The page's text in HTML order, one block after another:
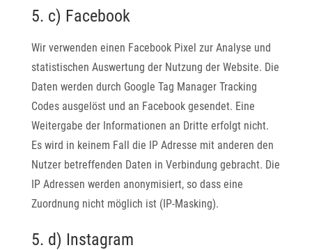
5. c) Facebook
Wir verwenden einen Facebook Pixel zur Analyse und
statistischen Auswertung der Nutzung der Website. Die
Daten werden durch Google Tag Manager Tracking
Codes ausgelöst und an Facebook gesendet. Eine
Weitergabe der Informationen an Dritte erfolgt nicht.
Es wird in keinem Fall die IP Adresse mit anderen den
Nutzer betreffenden Daten in Verbindung gebracht. Die
IP Adressen werden anonymisiert, so dass eine
Zuordnung nicht möglich ist (IP-Masking).
5. d) Instagram